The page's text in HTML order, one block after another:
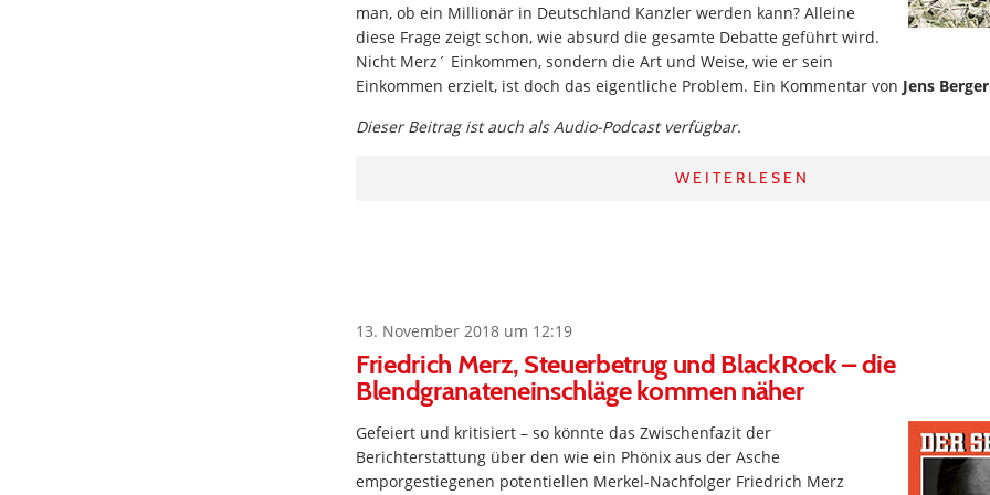
man, ob ein Millionär in Deutschland Kanzler werden kann? Alleine
diese Frage zeigt schon, wie absurd die gesamte Debatte geführt wird.
Nicht Merz´ Einkommen, sondern die Art und Weise, wie er sein
Einkommen erzielt, ist doch das eigentliche Problem. Ein Kommentar von Jens Berger
Dieser Beitrag ist auch als Audio-Podcast verfügbar.
WEITERLESEN
13. November 2018 um 12:19
Friedrich Merz, Steuerbetrug und BlackRock – die
Blendgranateneinschläge kommen näher
Gefeiert und kritisiert – so könnte das Zwischenfazit der
Berichterstattung über den wie ein Phönix aus der Asche
emporgestiegenen potentiellen Merkel-Nachfolger Friedrich Merz